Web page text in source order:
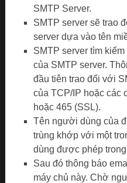
SMTP Server.
SMTP server sẽ trao
server dựa vào tên
SMTP server tìm
của SMTP server.
đầu tiên trao đổi với
của TCP/IP hoặc các
hoặc 465 (SSL).
Tên người dùng của
trùng khớp với một
dùng được phép
Sau đó thông báo
máy chủ này. Chờ